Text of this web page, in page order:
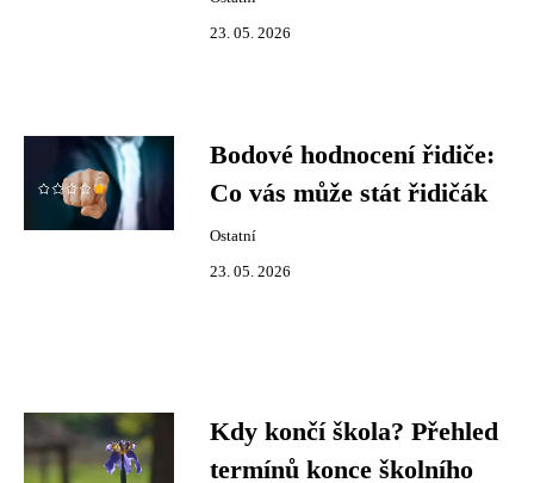
23. 05. 2026
Bodové hodnocení řidiče:
Co vás může stát řidičák
Ostatní
23. 05. 2026
Kdy končí škola? Přehled
termínů konce školního